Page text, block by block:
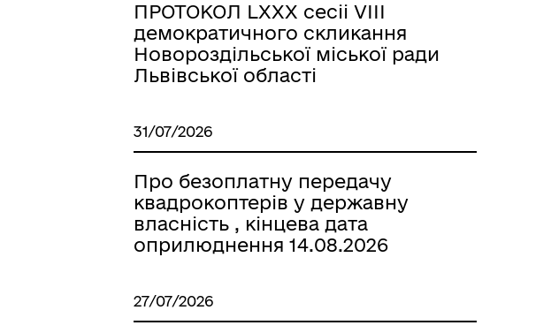
ПРОТОКОЛ LХХХ сесіі VІІІ
демократичного скликання
Новороздільської міської ради
Львівської області
31/07/2026
Про безоплатну передачу
квадрокоптерів у державну
власність , кінцева дата
оприлюднення 14.08.2026
27/07/2026